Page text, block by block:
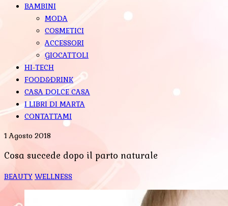
BAMBINI
MODA
COSMETICI
ACCESSORI
GIOCATTOLI
HI-TECH
FOOD&DRINK
CASA DOLCE CASA
I LIBRI DI MARTA
CONTATTAMI
1 Agosto 2018
Cosa succede dopo il parto naturale
BEAUTY WELLNESS